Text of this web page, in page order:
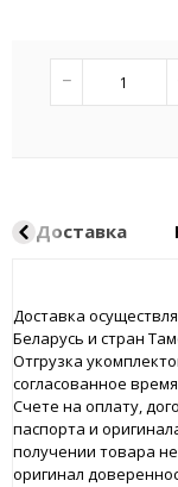
−
Доставка
Доставка
Беларусь и стран
Отгрузка
согласованное
Счете на оплату,
паспорта и
получении товара
оригинал